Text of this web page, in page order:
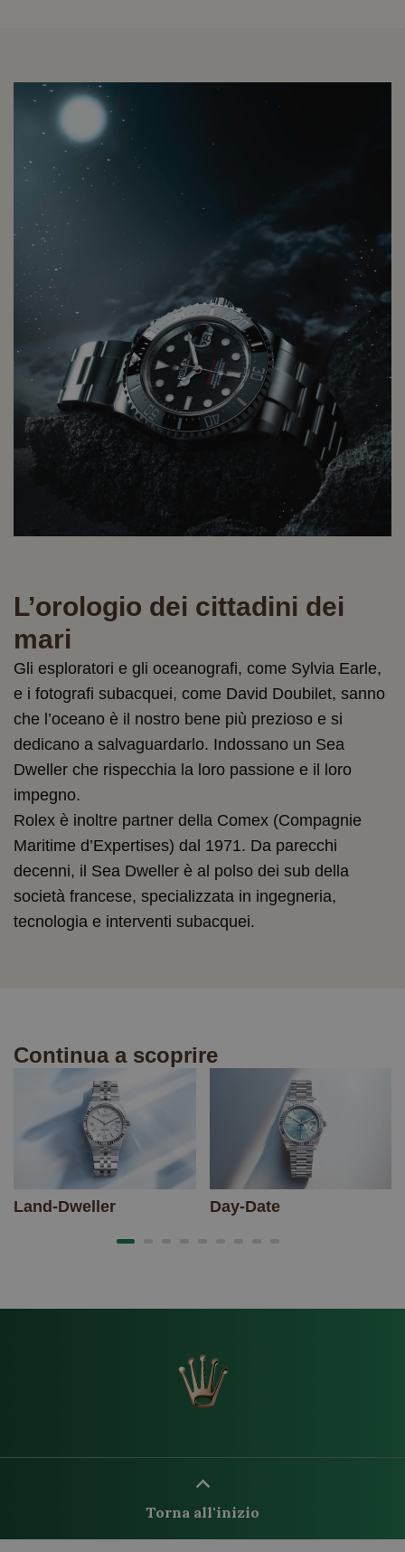
L’orologio dei cittadini dei
mari
Gli esploratori e gli oceanografi, come Sylvia Earle,
e i fotografi subacquei, come David Doubilet, sanno
che l’oceano è il nostro bene più prezioso e si
dedicano a salvaguardarlo. Indossano un Sea
Dweller che rispecchia la loro passione e il loro
impegno.
Rolex è inoltre partner della Comex (Compagnie
Maritime d’Expertises) dal 1971. Da parecchi
decenni, il Sea Dweller è al polso dei sub della
società francese, specializzata in ingegneria,
tecnologia e interventi subacquei.
Continua a scoprire
Land-Dweller Day-Date
Torna all'inizio